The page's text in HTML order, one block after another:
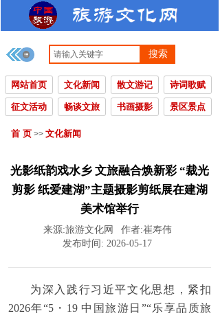
搜索
网站首页 文化新闻 散文游记 诗词歌赋
征文活动 畅谈文旅 书画摄影 景区景点
首 页 >> 文化新闻
光影纸韵戏水乡 文旅融合焕新彩 “裁光
剪影 纸爱建湖”主题摄影剪纸展在建湖
美术馆举行
来源:旅游文化网 作者:崔寿伟
发布时间: 2026-05-17
为深入践行习近平文化思想，紧扣
2026年“5・19 中国旅游日”“乐享品质旅